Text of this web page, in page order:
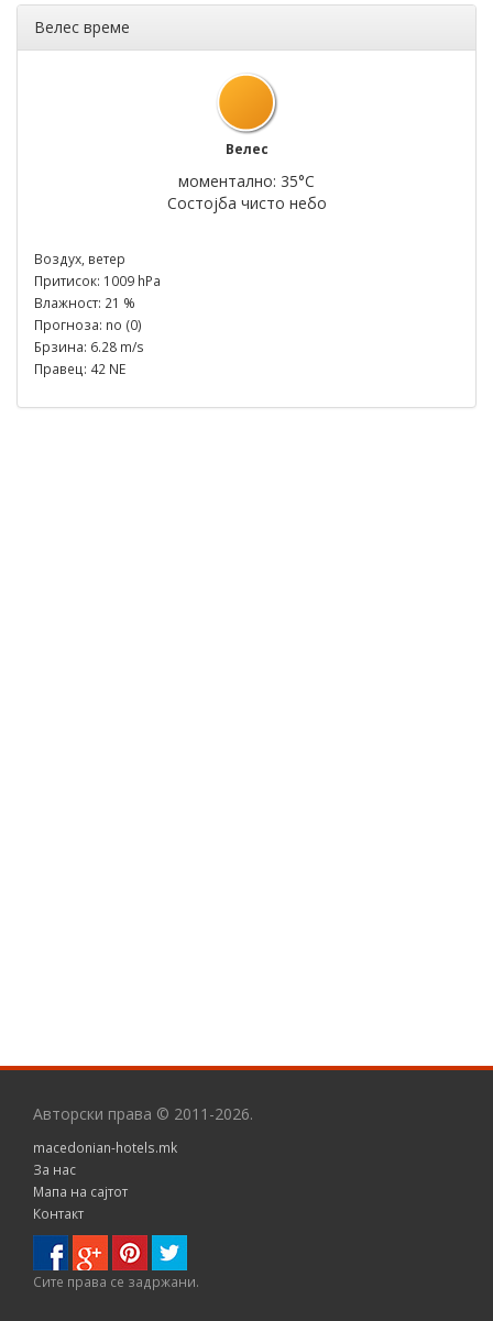
Велес време
Велес
моментално: 35°C
Состојба чисто небо
Воздух, ветер
Притисок: 1009 hPa
Влажност: 21 %
Прогноза: no (0)
Брзина: 6.28 m/s
Правец: 42 NE
Авторски права © 2011-2026.
macedonian-hotels.mk
За нас
Мапа на сајтот
Контакт
Сите правa се задржани.